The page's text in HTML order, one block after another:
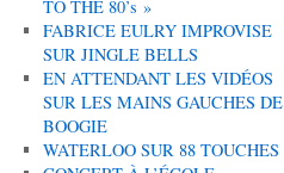
TO THE 80’s »
FABRICE EULRY IMPROVISE
SUR JINGLE BELLS
EN ATTENDANT LES VIDÉOS
SUR LES MAINS GAUCHES DE
BOOGIE
WATERLOO SUR 88 TOUCHES